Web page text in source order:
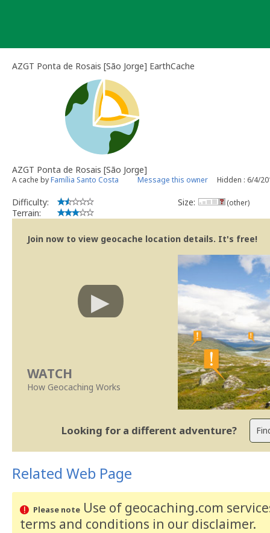
AZGT Ponta de Rosais [São Jorge] EarthCache
AZGT Ponta de Rosais [São Jorge]
A cache byFamília Santo Costa Message this owner Hidden : 6/4/
Difficulty:
Terrain:
Size: (other)
Join now to view geocache location details. It's free!
WATCH
How Geocaching Works
Looking for a different adventure?
Related Web Page
Please noteUse of geocaching.com
terms and conditions in our disclaimer.